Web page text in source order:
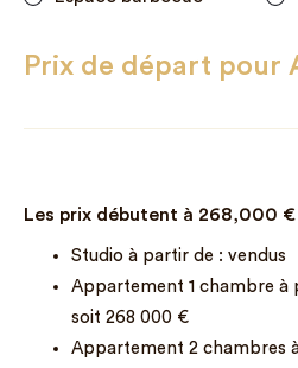
Prix de départ pour
Les prix débutent à 268,000 €
Studio à partir de : vendus
Appartement 1 chambre à
soit 268 000 €
Appartement 2 chambres